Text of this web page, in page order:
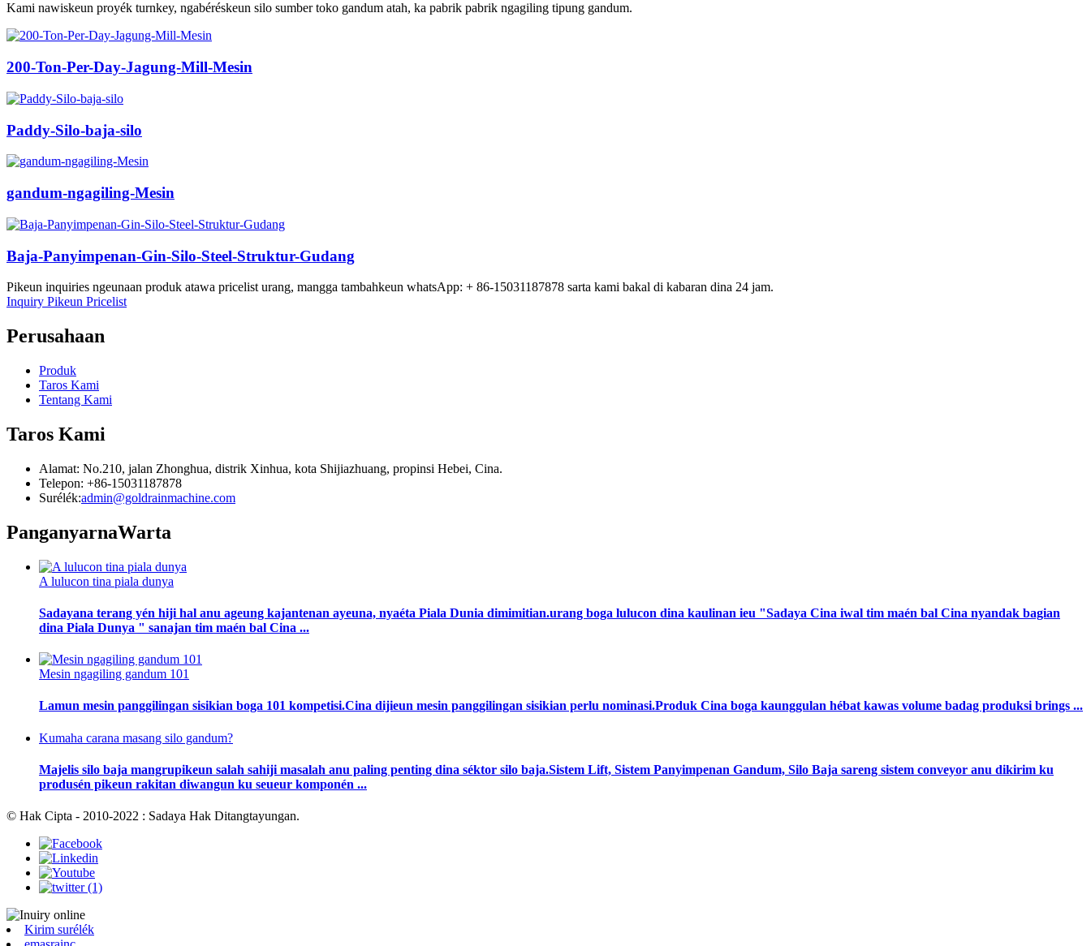
Kami nawiskeun proyék turnkey, ngabéréskeun silo sumber toko gandum atah, ka pabrik pabrik ngagiling tipung gandum.
200-Ton-Per-Day-Jagung-Mill-Mesin
Paddy-Silo-baja-silo
gandum-ngagiling-Mesin
Baja-Panyimpenan-Gin-Silo-Steel-Struktur-Gudang
Pikeun inquiries ngeunaan produk atawa pricelist urang, mangga tambahkeun whatsApp: + 86-15031187878 sarta kami bakal di kabaran dina 24 jam.
Inquiry Pikeun Pricelist
Perusahaan
Produk
Taros Kami
Tentang Kami
Taros Kami
Alamat: No.210, jalan Zhonghua, distrik Xinhua, kota Shijiazhuang, propinsi Hebei, Cina.
Telepon: +86-15031187878
Surélék:admin@goldrainmachine.com
PanganyarnaWarta
A lulucon tina piala dunya
Sadayana terang yén hiji hal anu ageung kajantenan ayeuna, nyaéta Piala Dunia dimimitian.urang boga lulucon dina kaulinan ieu "Sadaya Cina iwal tim maén bal Cina nyandak bagian
dina Piala Dunya " sanajan tim maén bal Cina ...
Mesin ngagiling gandum 101
Lamun mesin panggilingan sisikian boga 101 kompetisi.Cina dijieun mesin panggilingan sisikian perlu nominasi.Produk Cina boga kaunggulan hébat kawas volume badag produksi brings ...
Kumaha carana masang silo gandum?
Majelis silo baja mangrupikeun salah sahiji masalah anu paling penting dina séktor silo baja.Sistem Lift, Sistem Panyimpenan Gandum, Silo Baja sareng sistem conveyor anu dikirim ku
produsén pikeun rakitan diwangun ku seueur komponén ...
© Hak Cipta - 2010-2022 : Sadaya Hak Ditangtayungan.
Kirim surélék